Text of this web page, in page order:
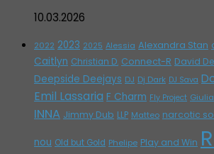
10.03.2026
2022 2023 2025 Alessia Alexandra Stan
Caitlyn Christian D. Connect-R David
Deepside Deejays DJ Dj Dark DJ Sava
Emil Lassaria F Charm Fly Project Giulia
INNA Jimmy Dub LLP Matteo narcotic
nou Old but Gold Phelipe Play and Win